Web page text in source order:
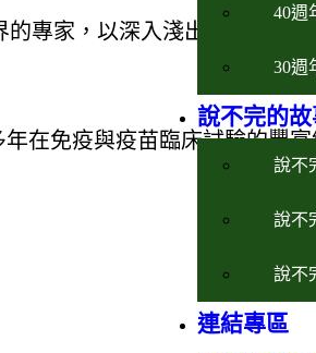
40週
30週
說不完的
說不
說不
說不
連結專區
專家，以深入淺出的方式引
在免疫與疫苗臨床試驗的豐